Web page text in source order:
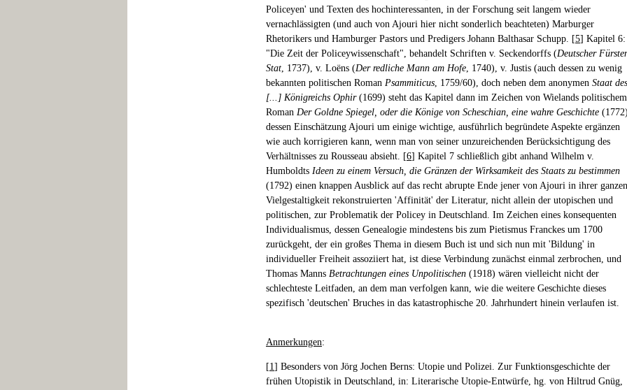
Policeyen' und Texten des hochinteressanten, in der Forschung seit langem wieder
vernachlässigten (und auch von Ajouri hier nicht sonderlich beachteten) Marburger
Rhetorikers und Hamburger Pastors und Predigers Johann Balthasar Schupp. [5] Kapitel 6:
"Die Zeit der Policeywissenschaft", behandelt Schriften v. Seckendorffs (Deutscher
Stat, 1737), v. Loëns (Der redliche Mann am Hofe, 1740), v. Justis (auch dessen zu wenig
bekannten politischen Roman Psammiticus, 1759/60), doch neben dem anonymen Staat des
[...] Königreichs Ophir(1699) steht das Kapitel dann im Zeichen von Wielands politischem
Roman Der Goldne Spiegel, oder die Könige von Scheschian, eine wahre Geschichte
dessen Einschätzung Ajouri um einige wichtige, ausführlich begründete Aspekte ergänzen
wie auch korrigieren kann, wenn man von seiner unzureichenden Berücksichtigung des
Verhältnisses zu Rousseau absieht. [6] Kapitel 7 schließlich gibt anhand Wilhelm v.
Humboldts Ideen zu einem Versuch, die Gränzen der Wirksamkeit des Staats zu bestimmen
(1792) einen knappen Ausblick auf das recht abrupte Ende jener von Ajouri in ihrer ganzen
Vielgestaltigkeit rekonstruierten 'Affinität' der Literatur, nicht allein der utopischen und
politischen, zur Problematik der Policey in Deutschland. Im Zeichen eines konsequenten
Individualismus, dessen Genealogie mindestens bis zum Pietismus Franckes um 1700
zurückgeht, der ein großes Thema in diesem Buch ist und sich nun mit 'Bildung' in
individueller Freiheit assoziiert hat, ist diese Verbindung zunächst einmal zerbrochen, und
Thomas Manns Betrachtungen eines Unpolitischen (1918) wären vielleicht nicht der
schlechteste Leitfaden, an dem man verfolgen kann, wie die weitere Geschichte dieses
spezifisch 'deutschen' Bruches in das katastrophische 20. Jahrhundert hinein verlaufen ist.
Anmerkungen:
[1] Besonders von Jörg Jochen Berns: Utopie und Polizei. Zur Funktionsgeschichte der
frühen Utopistik in Deutschland, in: Literarische Utopie-Entwürfe, hg. von Hiltrud Gnüg,